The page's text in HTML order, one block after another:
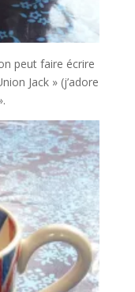
peut faire écrire
Jack » (j’adore